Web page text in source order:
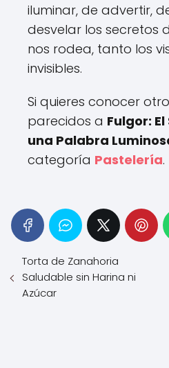
iluminar, de advertir,
desvelar los secretos
nos rodea, tanto los
invisibles.
Si quieres conocer
parecidos a Fulgor:
una Palabra
categoría Pastelería.
Torta de Zanahoria
Saludable sin Harina ni
Azúcar